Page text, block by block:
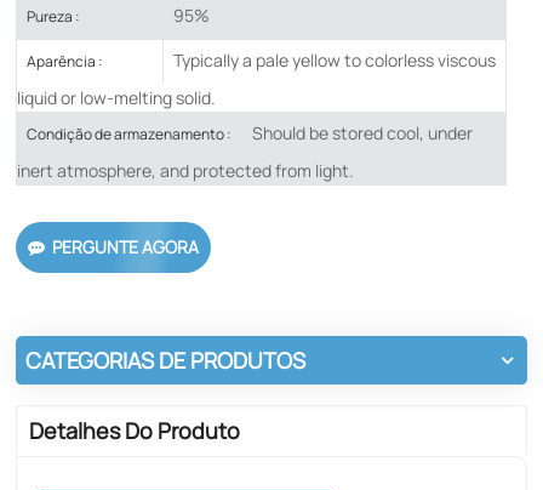
Pureza : 95%
Aparência :
Typically a pale yellow to colorless viscous
liquid or low-melting solid.
Condição de armazenamento :
Should be stored cool, under
inert atmosphere, and protected from light.
PERGUNTE AGORA
CATEGORIAS DE PRODUTOS
Detalhes Do Produto